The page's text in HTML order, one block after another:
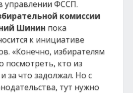
управлении ФССП.
комиссии
Шинин пока
к инициативе
«Конечно, избирателям
посмотреть, кто из
за что задолжал. Но с
тут нужно